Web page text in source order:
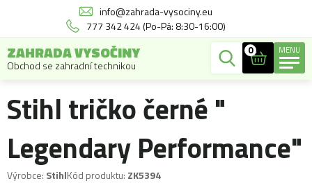
info@zahrada-vysociny.eu
777 342 424 (Po-Pá: 8:30-16:00)
ZAHRADA VYSOČINY
Obchod se zahradní technikou
0 MENU
Stihl tričko černé "
Legendary Performance"
Výrobce: StihlKód produktu: ZK5394